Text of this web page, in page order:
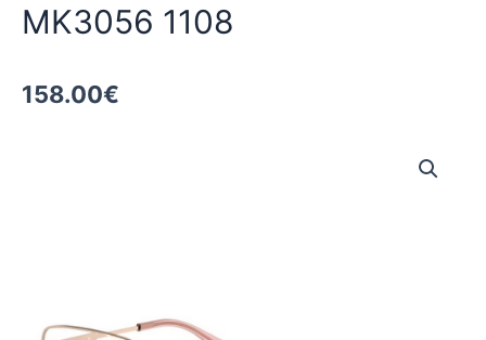
MK3056 1108
158.00€